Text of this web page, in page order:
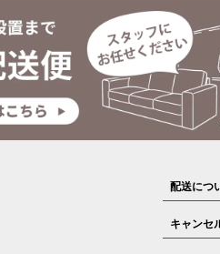
配送につ
キャン